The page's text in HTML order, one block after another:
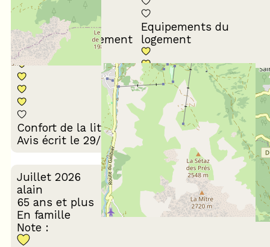
Propreté du logement
Equipements du
logement
Confort de la literie
Décoration du
logement
Avis écrit le 29/07/2026
Juillet 2026
alain
65 ans et plus
En famille
Note :